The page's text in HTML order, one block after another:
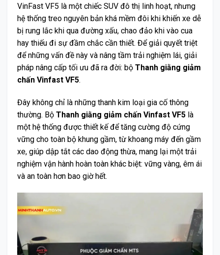
VinFast VF5 là một chiếc SUV đô thị linh hoạt, nhưng
hệ thống treo nguyên bản khá mềm đôi khi khiến xe dễ
bị rung lắc khi qua đường xấu, chao đảo khi vào cua
hay thiếu đi sự đầm chắc cần thiết. Để giải quyết triệt
để những vấn đề này và nâng tầm trải nghiệm lái, giải
pháp nâng cấp tối ưu đã ra đời: bộ Thanh giằng giảm
chấn Vinfast VF5.
Đây không chỉ là những thanh kim loại gia cố thông
thường. Bộ Thanh giằng giảm chấn Vinfast VF5 là
một hệ thống được thiết kế để tăng cường độ cứng
vững cho toàn bộ khung gầm, từ khoang máy đến gầm
xe, giúp dập tắt các dao động thừa, mang lại một trải
nghiệm vận hành hoàn toàn khác biệt: vững vàng, êm ái
và an toàn hơn bao giờ hết.